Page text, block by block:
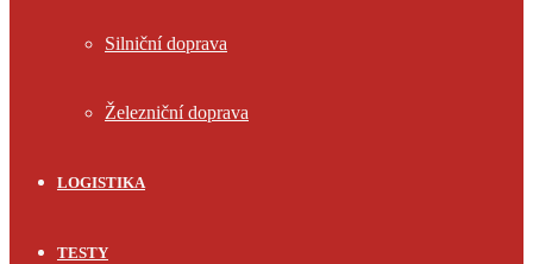
Silniční doprava
Železniční doprava
LOGISTIKA
TESTY